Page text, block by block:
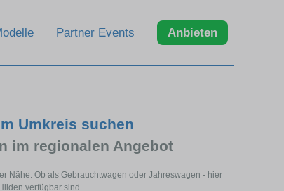
Partner Events Anbieten
Umkreis suchen
im regionalen Angebot
Nähe. Ob als Gebrauchtwagen oder Jahreswagen - hier
verfügbar sind.